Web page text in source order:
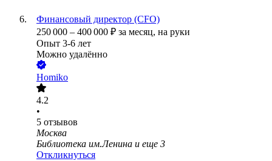
Финансовый директор (CFO)
250 000 – 400 000 ₽ за месяц, на руки
Опыт 3-6 лет
Можно удалённо
Homiko
4.2
•
5 отзывов
Москва
Библиотека им.Ленина и еще 3
Откликнуться